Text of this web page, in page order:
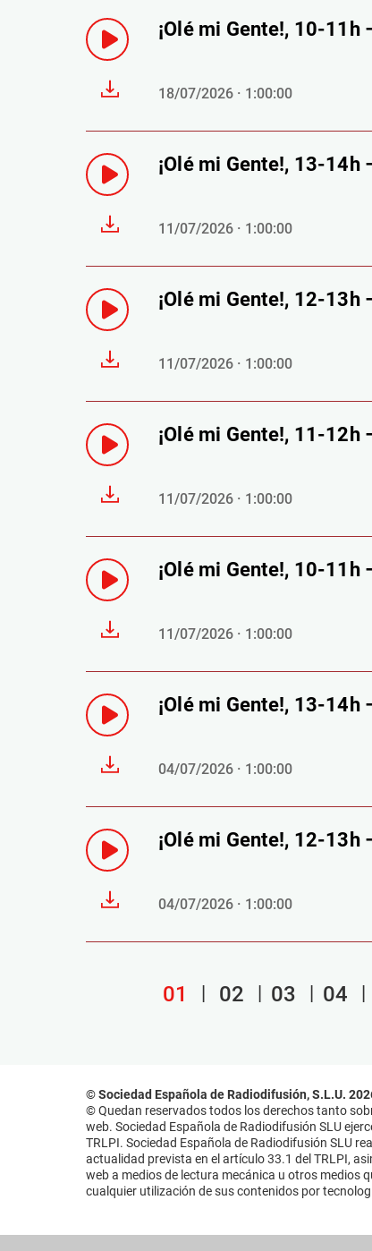
¡Olé mi Gente!, 10-
18/07/2026 · 1:00:00
¡Olé mi Gente!, 13-
11/07/2026 · 1:00:00
¡Olé mi Gente!, 12-
11/07/2026 · 1:00:00
¡Olé mi Gente!, 11-
11/07/2026 · 1:00:00
¡Olé mi Gente!, 10-
11/07/2026 · 1:00:00
¡Olé mi Gente!, 13-
04/07/2026 · 1:00:00
¡Olé mi Gente!, 12-
04/07/2026 · 1:00:00
01 02 03 04
© Sociedad Española de Radiodifusión, S.L.U.
© Quedan reservados todos los derechos tanto
web. Sociedad Española de Radiodifusión SLU
TRLPI. Sociedad Española de Radiodifusión SLU
actualidad prevista en el artículo 33.1 del TRLPI,
web a medios de lectura mecánica u otros medios
cualquier utilización de sus contenidos por